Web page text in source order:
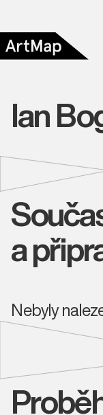
Ian
a
Nebyly